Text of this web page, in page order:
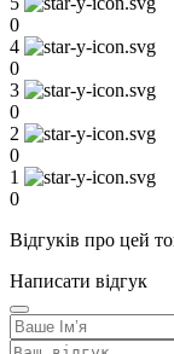
0
4
0
3
0
2
0
1
0
Відгуків про цей
Написати відгук